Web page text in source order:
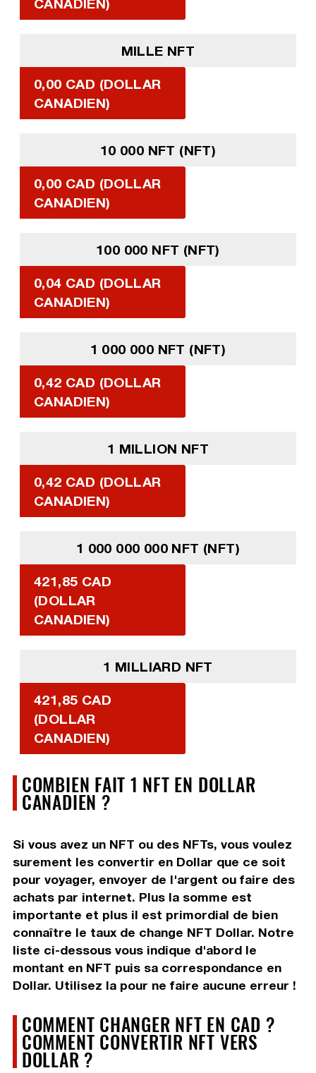
MILLE NFT
0,00 CAD (DOLLAR
CANADIEN)
10 000 NFT (NFT)
0,00 CAD (DOLLAR
CANADIEN)
100 000 NFT (NFT)
0,04 CAD (DOLLAR
CANADIEN)
1 000 000 NFT (NFT)
0,42 CAD (DOLLAR
CANADIEN)
1 MILLION NFT
0,42 CAD (DOLLAR
CANADIEN)
1 000 000 000 NFT (NFT)
421,85 CAD
(DOLLAR
CANADIEN)
1 MILLIARD NFT
421,85 CAD
(DOLLAR
CANADIEN)
COMBIEN FAIT 1 NFT EN DOLLAR
CANADIEN ?
Si vous avez un NFT ou des NFTs, vous voulez
surement les convertir en Dollar que ce soit
pour voyager, envoyer de l'argent ou faire des
achats par internet. Plus la somme est
importante et plus il est primordial de bien
connaître le taux de change NFT Dollar. Notre
liste ci-dessous vous indique d'abord le
montant en NFT puis sa correspondance en
Dollar. Utilisez la pour ne faire aucune erreur !
COMMENT CHANGER NFT EN CAD ?
COMMENT CONVERTIR NFT VERS
DOLLAR ?